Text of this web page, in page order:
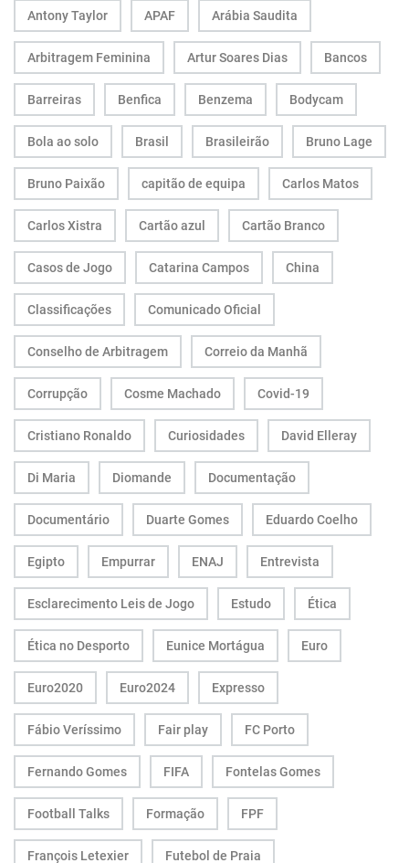
Antony Taylor APAF Arábia Saudita
Arbitragem Feminina Artur Soares Dias Bancos
Barreiras Benfica Benzema Bodycam
Bola ao solo Brasil Brasileirão Bruno Lage
Bruno Paixão capitão de equipa Carlos Matos
Carlos Xistra Cartão azul Cartão Branco
Casos de Jogo Catarina Campos China
Classificações Comunicado Oficial
Conselho de Arbitragem Correio da Manhã
Corrupção Cosme Machado Covid-19
Cristiano Ronaldo Curiosidades David Elleray
Di Maria Diomande Documentação
Documentário Duarte Gomes Eduardo Coelho
Egipto Empurrar ENAJ Entrevista
Esclarecimento Leis de Jogo Estudo Ética
Ética no Desporto Eunice Mortágua Euro
Euro2020 Euro2024 Expresso
Fábio Veríssimo Fair play FC Porto
Fernando Gomes FIFA Fontelas Gomes
Football Talks Formação FPF
François Letexier Futebol de Praia